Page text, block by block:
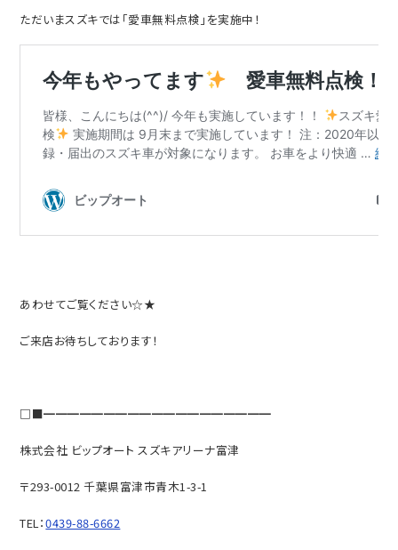
ただいまスズキでは「愛車無料点検」を実施中！
あわせてご覧ください☆★
ご来店お待ちしております！
□■━━━━━━━━━━━━━━━━━━━
株式会社 ビップオート スズキアリーナ富津
〒293-0012 千葉県富津市青木1-3-1
TEL：0439-88-6662